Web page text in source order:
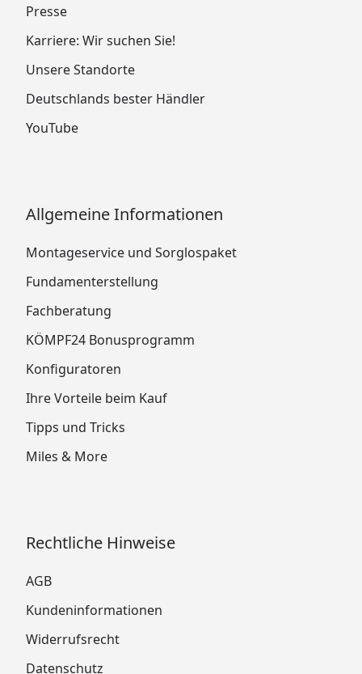
Presse
Karriere: Wir suchen Sie!
Unsere Standorte
Deutschlands bester Händler
YouTube
Allgemeine Informationen
Montageservice und Sorglospaket
Fundamenterstellung
Fachberatung
KÖMPF24 Bonusprogramm
Konfiguratoren
Ihre Vorteile beim Kauf
Tipps und Tricks
Miles & More
Rechtliche Hinweise
AGB
Kundeninformationen
Widerrufsrecht
Datenschutz